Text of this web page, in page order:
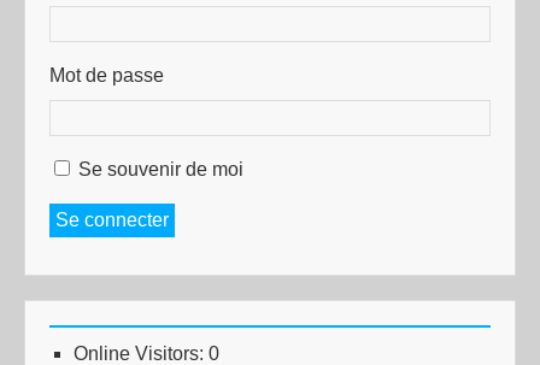
Mot de passe
Se souvenir de moi
Se connecter
Online Visitors: 0